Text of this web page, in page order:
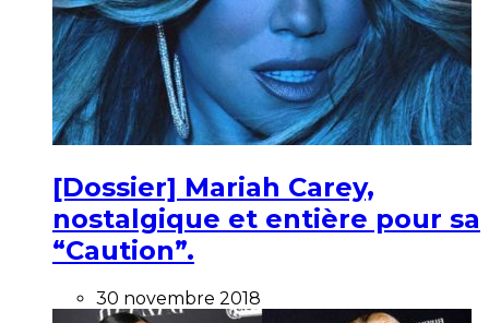
[Dossier] Mariah Carey,
nostalgique et entière pour sa
“Caution”.
30 novembre 2018